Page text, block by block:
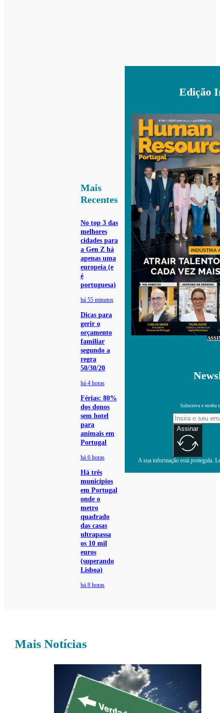
Mais
Recentes
No top 3 das
melhores
cidades para
a Gen Z há
apenas uma
europeia (e
é
portuguesa)
há 55 minutos
Dicas para
gerir o
orçamento
familiar
segundo a
regra
50/30/20
há 4 horas
Férias: 80%
dos donos
sem hotel
para
animais em
Portugal
há 6 horas
Há três
municípios
em Portugal
onde o
metro
quadrado
das casas
ultrapassa
os 10 mil
euros
(superando
Lisboa)
há 8 horas
Edição
Subscreva e receba
Assinar
A sua informação está protegida.
Mais Notícias